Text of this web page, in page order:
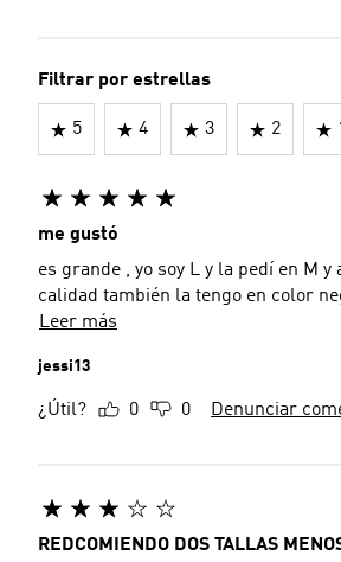
Filtrar por estrellas
5 4 3 2 1
me gustó
es grande , yo soy L y la pedí en M y aún así me queda muy
calidad también la tengo en color
Leer más
jessi13
¿Útil? 0 0 Denunciar
REDCOMIENDO DOS TALLAS